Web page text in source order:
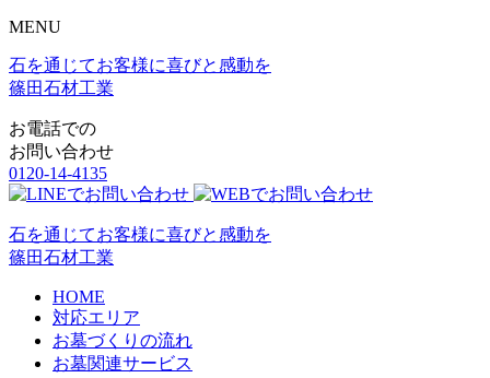
MENU
石を通じてお客様に喜びと感動を
篠田石材工業
お電話での
お問い合わせ
0120-14-4135
石を通じてお客様に喜びと感動を
篠田石材工業
HOME
対応エリア
お墓づくりの流れ
お墓関連サービス